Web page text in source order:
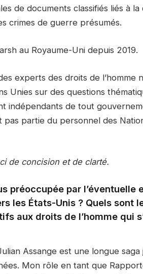
de documents classifiés liés à
crimes de guerre présumés.
au Royaume-Uni depuis 2019.
experts des droits de l’homme
Unies sur des questions
indépendants de tout
partie du personnel des
de concision et de clarté.
préoccupée par l’éventuelle
les États-Unis ? Quels sont
aux droits de l’homme qui
Assange est une longue saga
Mon rôle en tant que